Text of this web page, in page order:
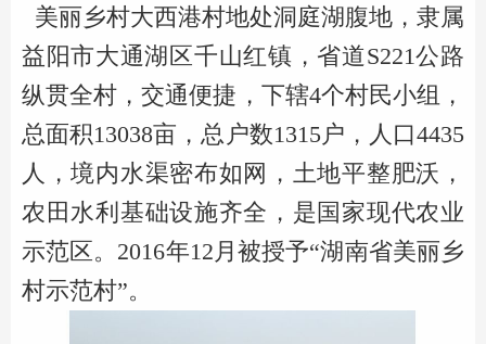
美丽乡村大西港村地处洞庭湖腹地，隶属
益阳市大通湖区千山红镇，省道S221公路
纵贯全村，交通便捷，下辖4个村民小组，
总面积13038亩，总户数1315户，人口4435
人，境内水渠密布如网，土地平整肥沃，
农田水利基础设施齐全，是国家现代农业
示范区。2016年12月被授予“湖南省美丽乡
村示范村”。